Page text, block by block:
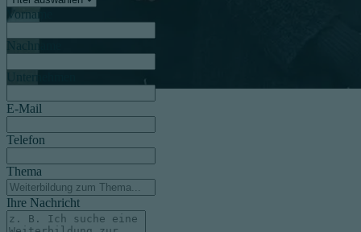
Vorname
E-Mail
Telefon
Thema
Ihre Nachricht